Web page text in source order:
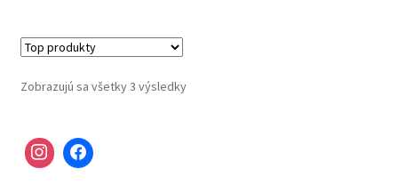
Zobrazujú sa všetky 3 výsledky